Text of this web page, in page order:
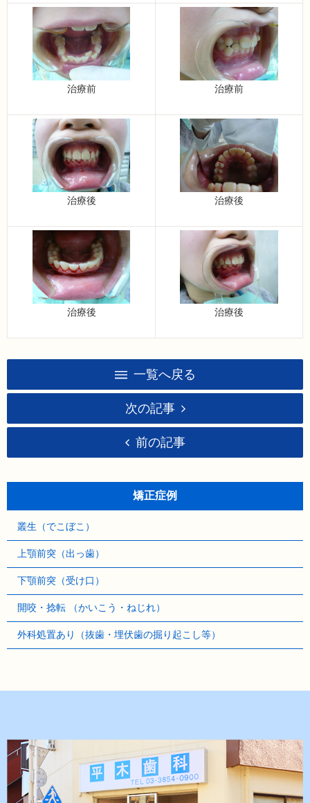
治療前 治療前
治療後 治療後
治療後 治療後
一覧へ戻る
次の記事
前の記事
矯正症例
叢生（でこぼこ）
上顎前突（出っ歯）
下顎前突（受け口）
開咬・捻転 （かいこう・ねじれ）
外科処置あり（抜歯・埋伏歯の掘り起こし等）